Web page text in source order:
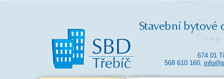
674 01
568 610 160,